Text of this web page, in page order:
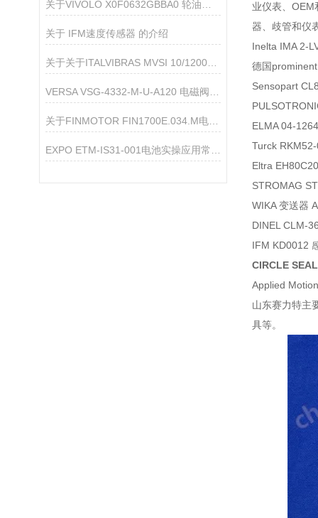
关于 IFM速度传感器 的介绍
关于FINMOTOR FIN1700E.034.M电源滤波器的产品介绍
业仪表、
器、歧管和仪
Inelta IMA 2-
德国
Sensopart
ELMA 04-
Turck
Eltra
STROMAG
WIKA 变送器
DINEL CLM-
IFM KD0012
CIRCLE
Applied
山东赛力特主
具等。